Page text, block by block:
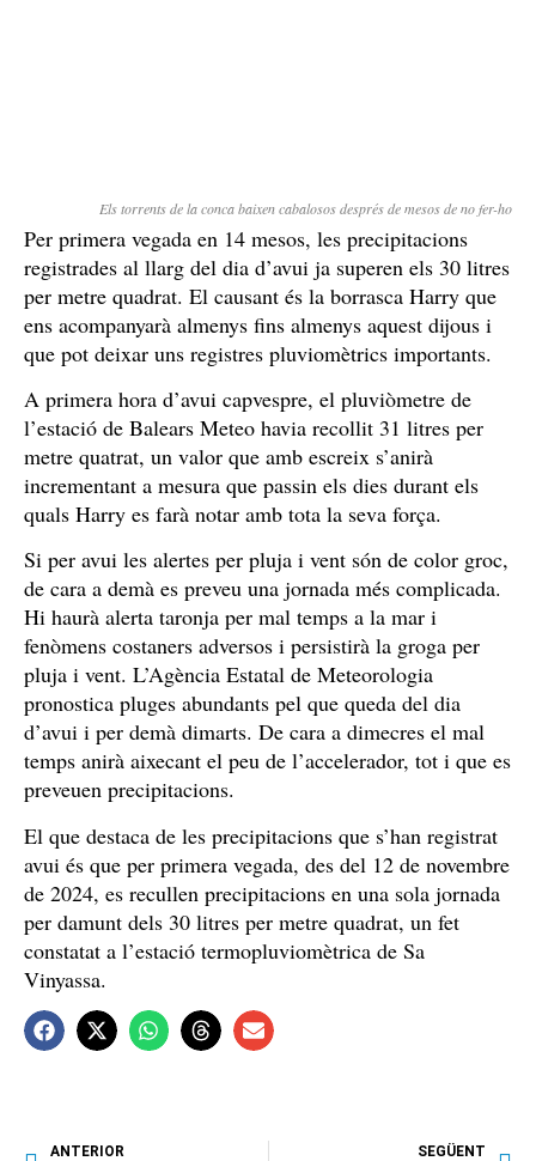
Els torrents de la conca baixen cabalosos després de mesos de no fer-ho
Per primera vegada en 14 mesos, les precipitacions
registrades al llarg del dia d’avui ja superen els 30 litres
per metre quadrat. El causant és la borrasca Harry que
ens acompanyarà almenys fins almenys aquest dijous i
que pot deixar uns registres pluviomètrics importants.
A primera hora d’avui capvespre, el pluviòmetre de
l’estació de Balears Meteo havia recollit 31 litres per
metre quatrat, un valor que amb escreix s’anirà
incrementant a mesura que passin els dies durant els
quals Harry es farà notar amb tota la seva força.
Si per avui les alertes per pluja i vent són de color groc,
de cara a demà es preveu una jornada més complicada.
Hi haurà alerta taronja per mal temps a la mar i
fenòmens costaners adversos i persistirà la groga per
pluja i vent. L’Agència Estatal de Meteorologia
pronostica pluges abundants pel que queda del dia
d’avui i per demà dimarts. De cara a dimecres el mal
temps anirà aixecant el peu de l’accelerador, tot i que es
preveuen precipitacions.
El que destaca de les precipitacions que s’han registrat
avui és que per primera vegada, des del 12 de novembre
de 2024, es recullen precipitacions en una sola jornada
per damunt dels 30 litres per metre quadrat, un fet
constatat a l’estació termopluviomètrica de Sa
Vinyassa.
ANTERIOR SEGÜENT